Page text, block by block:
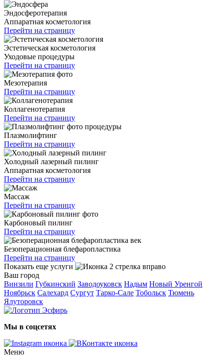
Эндосферотерапия
Аппаратная косметология
Перейти на страницу
Эстетическая косметология
Уходовые процедуры
Перейти на страницу
Мезотерапия
Перейти на страницу
Коллагенотерапия
Перейти на страницу
Плазмолифтинг
Перейти на страницу
Холодный лазерный пилинг
Аппаратная косметология
Перейти на страницу
Массаж
Перейти на страницу
Карбоновый пилинг
Перейти на страницу
Безоперационная блефаропластика
Перейти на страницу
Показать еще услуги
Ваш город
Винзили Губкинский Заводоуковск Надым Новый Уренгой
Ноябрьск Салехард Сургут Тарко-Сале Тобольск Тюмень
Ялуторовск
Мы в соцсетях
Меню